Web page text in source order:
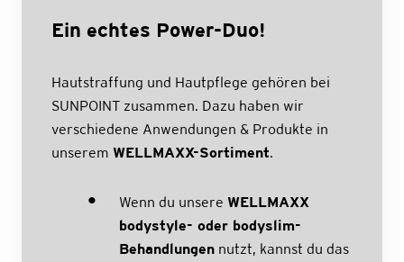
Ein echtes Power-Duo!
Hautstraffung und Hautpflege gehören bei
SUNPOINT zusammen. Dazu haben wir
verschiedene Anwendungen & Produkte in
unserem WELLMAXX-Sortiment.
Wenn du unsere WELLMAXX
bodystyle- oder bodyslim-
Behandlungen nutzt, kannst du das